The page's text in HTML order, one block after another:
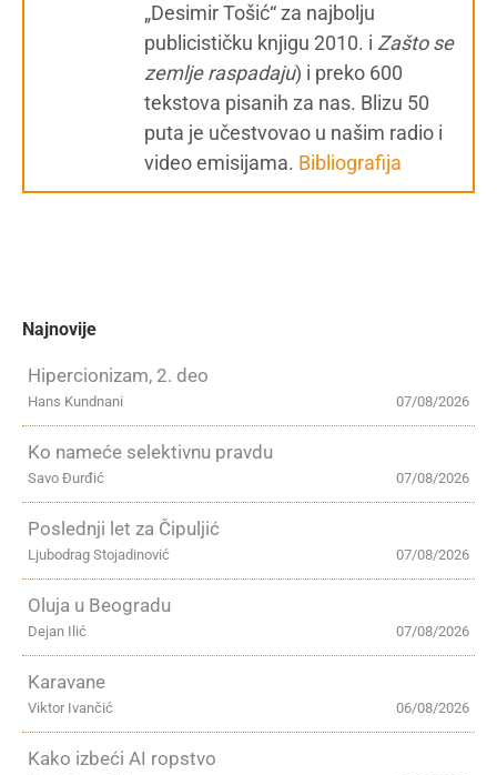
„Desimir Tošić“ za najbolju
publicističku knjigu 2010. i Zašto se
zemlje raspadaju) i preko 600
tekstova pisanih za nas. Blizu 50
puta je učestvovao u našim radio i
video emisijama. Bibliografija
Najnovije
Hipercionizam, 2. deo
07/08/2026
Hans Kundnani
Ko nameće selektivnu pravdu
07/08/2026
Savo Đurđić
Poslednji let za Čipuljić
07/08/2026
Ljubodrag Stojadinović
Oluja u Beogradu
07/08/2026
Dejan Ilić
Karavane
06/08/2026
Viktor Ivančić
Kako izbeći AI ropstvo